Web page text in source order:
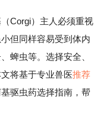
Corgi）主人必须重视
小但同样容易受到体内
蜱虫等。选择安全、
将基于专业兽医推荐
驱虫药选择指南，帮